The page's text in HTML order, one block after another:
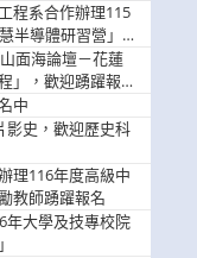
程系合作辦理115
半導體研習營」，
面海論壇－花蓮
」，歡迎踴躍報名
中
影史，歡迎歷史科
理116年度高級中
教師踴躍報名
年大學及技專校院